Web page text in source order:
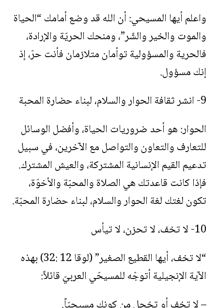
واعلم أيها المسيحي: أن الله قد وضع أمامك “الحياة
والموت والخير والشّر”، ومنحك الحريّة والإرادة،
فالحرية والمسؤولية توأمان متلازمان فأنت حرّ، إذ
إنك مسؤول.
9- انشر ثقافة الحوار والسلام، لبناء حضارة المحبة
الحوار: هو أحد ضروريات الحياة، وأفضل الوسائل
للتعارف والتعاون والتواصل مع الآخرين، في سبيل
تدعيم القيم الإنسانية المشتركة، والعيش المشترك.
فإذا كانت قاعدتك هي الصلاة والمحبّة والأخوّة،
تكون لغتك لغة الحوار والسلام، لبناء حضارة المحبّة.
10- لا تخف، لا تحزن، لا تيأس
“لا تخف، أيها القطيع الصغير” (لوقا 12 :32) بهذه
الآية الإنجيلية أتوجّه للمسيحّي العربيّ قائلاً: